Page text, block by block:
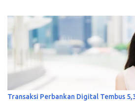
Transaksi Perbankan Digital Tembus